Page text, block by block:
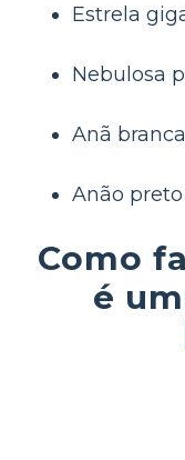
Estrela
Nebulosa
Anã branca
Anão preto
Como
é